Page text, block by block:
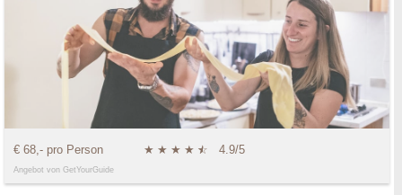
€ 68,- pro Person ★ ★ ★ ★ ★
☆ 4.9/5
Angebot von GetYourGuide